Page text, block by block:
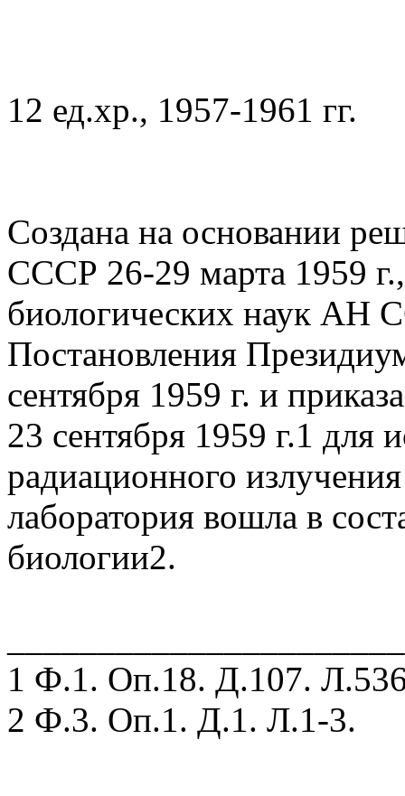
12 ед.хр., 1957-1961 гг.
Создана на основании
СССР 26-29 марта 1959
биологических наук АН
Постановления
сентября 1959 г. и
23 сентября 1959 г.1 для
радиационного
лаборатория вошла в
биологии2.
1 Ф.1. Оп.18. Д.107.
2 Ф.3. Оп.1. Д.1. Л.1-3.